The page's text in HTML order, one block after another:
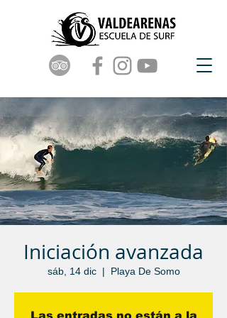
Iniciación avanzada
sáb, 14 dic
  |
Playa De Somo
Las entradas no están a la